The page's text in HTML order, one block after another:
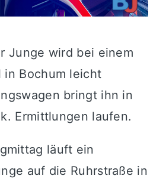
Junge wird bei einem
in Bochum leicht
bringt ihn in
Ermittlungen laufen.
läuft ein
auf die Ruhrstraße in